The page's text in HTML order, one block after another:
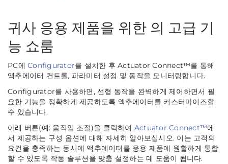
귀사 응용 제품을 위한 의 고급 기
능 쇼룸
PC에 Configurator를 설치한 후 Actuator Connect™를 통해
액추에이터 컨트롤, 파라미터 설정 및 동작을 모니터링합니다.
Configurator를 사용하면, 선형 동작을 완벽하게 제어하면서 필
요한 기능을 정확하게 제공하도록 액추에이터를 커스터마이즈할
수 있습니다.
아래 버튼(예: 움직임 조절)을 클릭하여 Actuator Connect™에
서 제공하는 구성 옵션에 대해 자세히 알아보십시오. 이는 고객의
요건을 충족하는 동시에 액추에이터를 응용 제품에 원활하게 통합
할 수 있도록 작동 솔루션을 맞춤 설정하는 데 도움이 됩니다.